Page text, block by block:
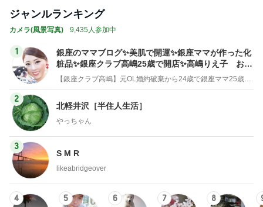
ジャンルランキング
カメラ(風景写真) 9,435人参加中
1
銀座のママブログ✨美肌で開運✨銀座ママが作った化
粧品✨銀座クラブ高嶋25歳で開店✨高嶋りえ子 お着
物でエルメス バーキン コーデ
【銀座クラブ高嶋】元OL婚約破棄から24歳で銀座ママ25歳でオーナーママ銀座 美肌で開運♡パワースポット巡り高嶋りえ子ブログ
2
北軽井沢［半住人生活］
やっちゃん
3
S M R
likeabridgeover
4 5 6 7 8